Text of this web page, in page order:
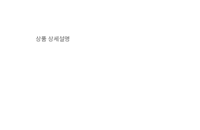
상품 상세설명